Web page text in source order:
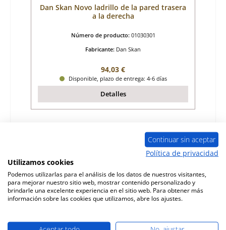
Dan Skan Novo ladrillo de la pared trasera
a la derecha
Número de producto: 01030301
Fabricante: Dan Skan
Precio normal:
94,03 €
Disponible, plazo de entrega: 4-6 días
Detalles
Continuar sin aceptar
Política de privacidad
Utilizamos cookies
Podemos utilizarlas para el análisis de los datos de nuestros visitantes,
para mejorar nuestro sitio web, mostrar contenido personalizado y
brindarle una excelente experiencia en el sitio web. Para obtener más
información sobre las cookies que utilizamos, abre los ajustes.